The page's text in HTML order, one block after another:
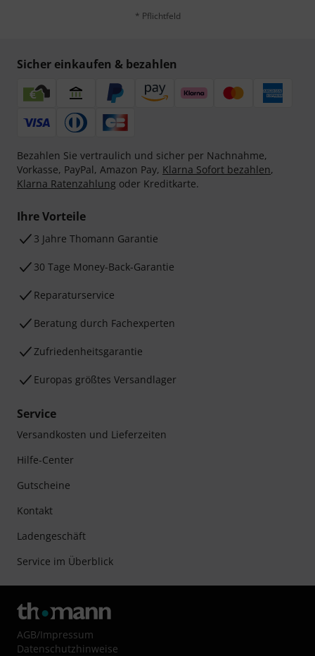
* Pflichtfeld
Sicher einkaufen & bezahlen
Bezahlen Sie vertraulich und sicher per Nachnahme,
Vorkasse, PayPal, Amazon Pay, Klarna Sofort bezahlen,
Klarna Ratenzahlung oder Kreditkarte.
Ihre Vorteile
3 Jahre Thomann Garantie
30 Tage Money-Back-Garantie
Reparaturservice
Beratung durch Fachexperten
Zufriedenheitsgarantie
Europas größtes Versandlager
Service
Versandkosten und Lieferzeiten
Hilfe-Center
Gutscheine
Kontakt
Ladengeschäft
Service im Überblick
AGB/Impressum
Datenschutzhinweise